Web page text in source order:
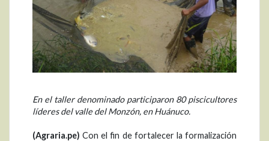
En el taller denominado participaron 80 piscicultores
líderes del valle del Monzón, en Huánuco.
(Agraria.pe)Con el fin de fortalecer la formalización